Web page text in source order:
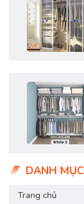
DANH
Trang chủ